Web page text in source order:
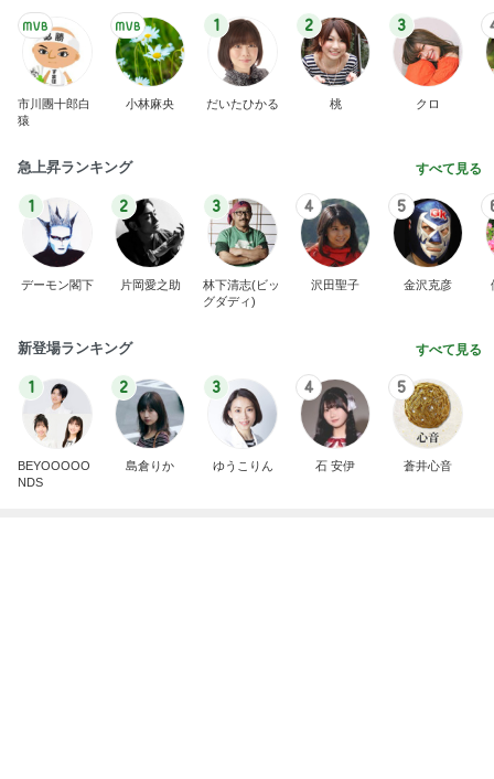
市川團十郎白
猿
小林麻央
1
だいたひかる
2
桃
3
クロ
急上昇ランキング すべて見る
1
デーモン閣下
2
片岡愛之助
3
林下清志(ビッ
グダディ)
4
沢田聖子
5
金沢克彦
新登場ランキング すべて見る
1
BEYOOOOO
NDS
2
島倉りか
3
ゆうこりん
4
石 安伊
5
蒼井心音